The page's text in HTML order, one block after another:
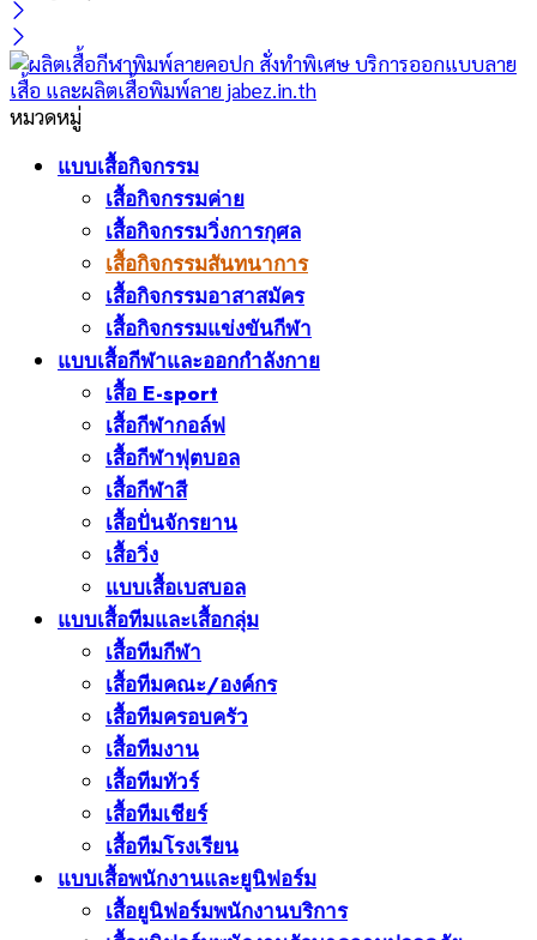
หมวดหมู่
แบบเสื้อกิจกรรม
เสื้อกิจกรรมค่าย
เสื้อกิจกรรมวิ่งการกุศล
เสื้อกิจกรรมสันทนาการ
เสื้อกิจกรรมอาสาสมัคร
เสื้อกิจกรรมแข่งขันกีฬา
แบบเสื้อกีฬาและออกกำลังกาย
เสื้อ E-sport
เสื้อกีฬากอล์ฟ
เสื้อกีฬาฟุตบอล
เสื้อกีฬาสี
เสื้อปั่นจักรยาน
เสื้อวิ่ง
แบบเสื้อเบสบอล
แบบเสื้อทีมและเสื้อกลุ่ม
เสื้อทีมกีฬา
เสื้อทีมคณะ/องค์กร
เสื้อทีมครอบครัว
เสื้อทีมงาน
เสื้อทีมทัวร์
เสื้อทีมเชียร์
เสื้อทีมโรงเรียน
แบบเสื้อพนักงานและยูนิฟอร์ม
เสื้อยูนิฟอร์มพนักงานบริการ